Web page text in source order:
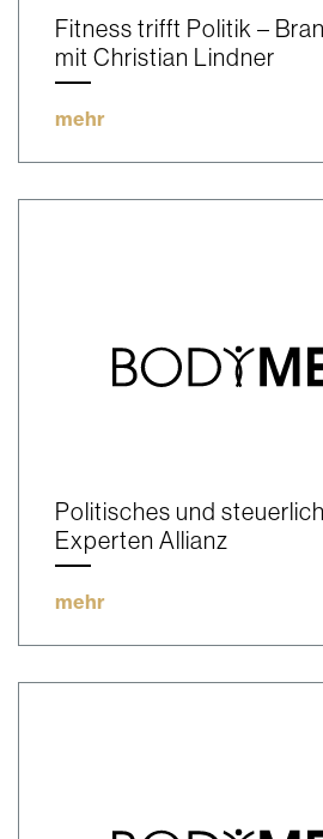
Fitness trifft Politik –
mit Christian Lindner
mehr
Politisches und
Experten Allianz
mehr